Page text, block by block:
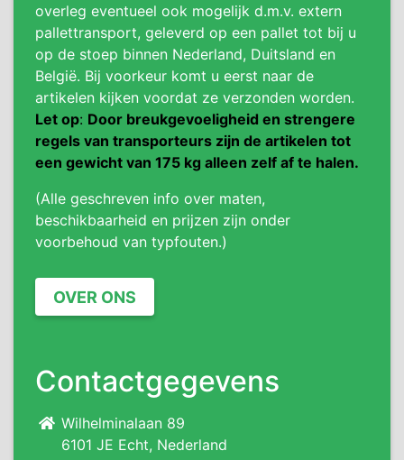
overleg eventueel ook mogelijk d.m.v. extern
pallettransport, geleverd op een pallet tot bij u
op de stoep binnen Nederland, Duitsland en
België. Bij voorkeur komt u eerst naar de
artikelen kijken voordat ze verzonden worden.
Let op: Door breukgevoeligheid en strengere
regels van transporteurs zijn de artikelen tot
een gewicht van 175 kg alleen zelf af te halen.
(Alle geschreven info over maten,
beschikbaarheid en prijzen zijn onder
voorbehoud van typfouten.)
OVER ONS
Contactgegevens
Wilhelminalaan 89
6101 JE Echt, Nederland